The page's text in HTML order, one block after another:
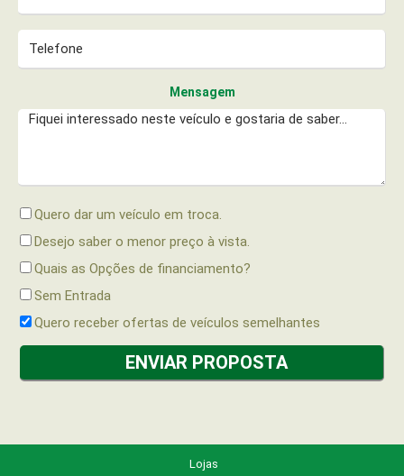
Mensagem
Quero dar um veículo em troca.
Desejo saber o menor preço à vista.
Quais as Opções de financiamento?
Sem Entrada
Quero receber ofertas de veículos semelhantes
Lojas